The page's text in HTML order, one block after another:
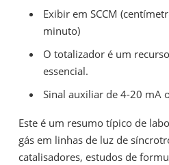
Exibir em SCCM
minuto)
O totalizador é um
essencial.
Sinal auxiliar de 4-20 mA
Este é um resumo típico de
gás em linhas de luz de
catalisadores, estudos de